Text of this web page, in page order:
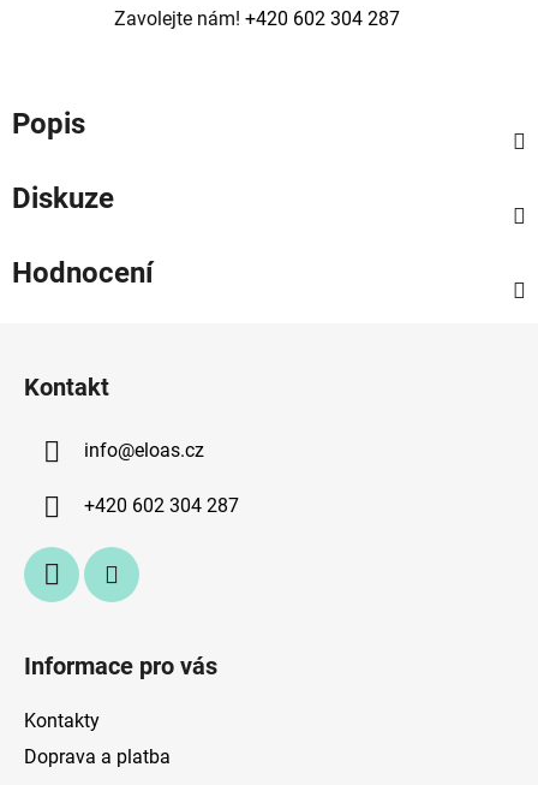
Zavolejte nám! +420 602 304 287
Popis
Diskuze
Hodnocení
Kontakt
info@eloas.cz
+420 602 304 287
Informace pro vás
Kontakty
Doprava a platba